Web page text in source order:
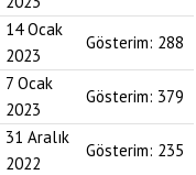
14 Ocak
2023
Gösterim: 288
7 Ocak
2023
Gösterim: 379
31 Aralık
2022
Gösterim: 235